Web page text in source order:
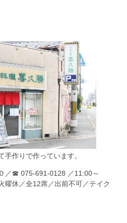
手作りで作っています。
／☎ 075-691-0128 ／11:00～
曜休／全12席／出前不可／テイク